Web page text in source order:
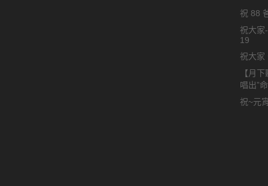
祝 88
祝大家
19
祝大家
【月
唱出”
祝~元